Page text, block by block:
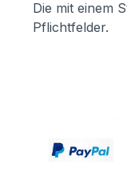
Die mit einem
Pflichtfelder.